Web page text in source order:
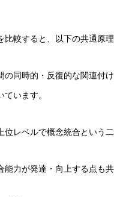
較すると、以下の共通原
の同時的・反復的な関連付
います。
位レベルで概念統合という
能力が発達・向上する点も